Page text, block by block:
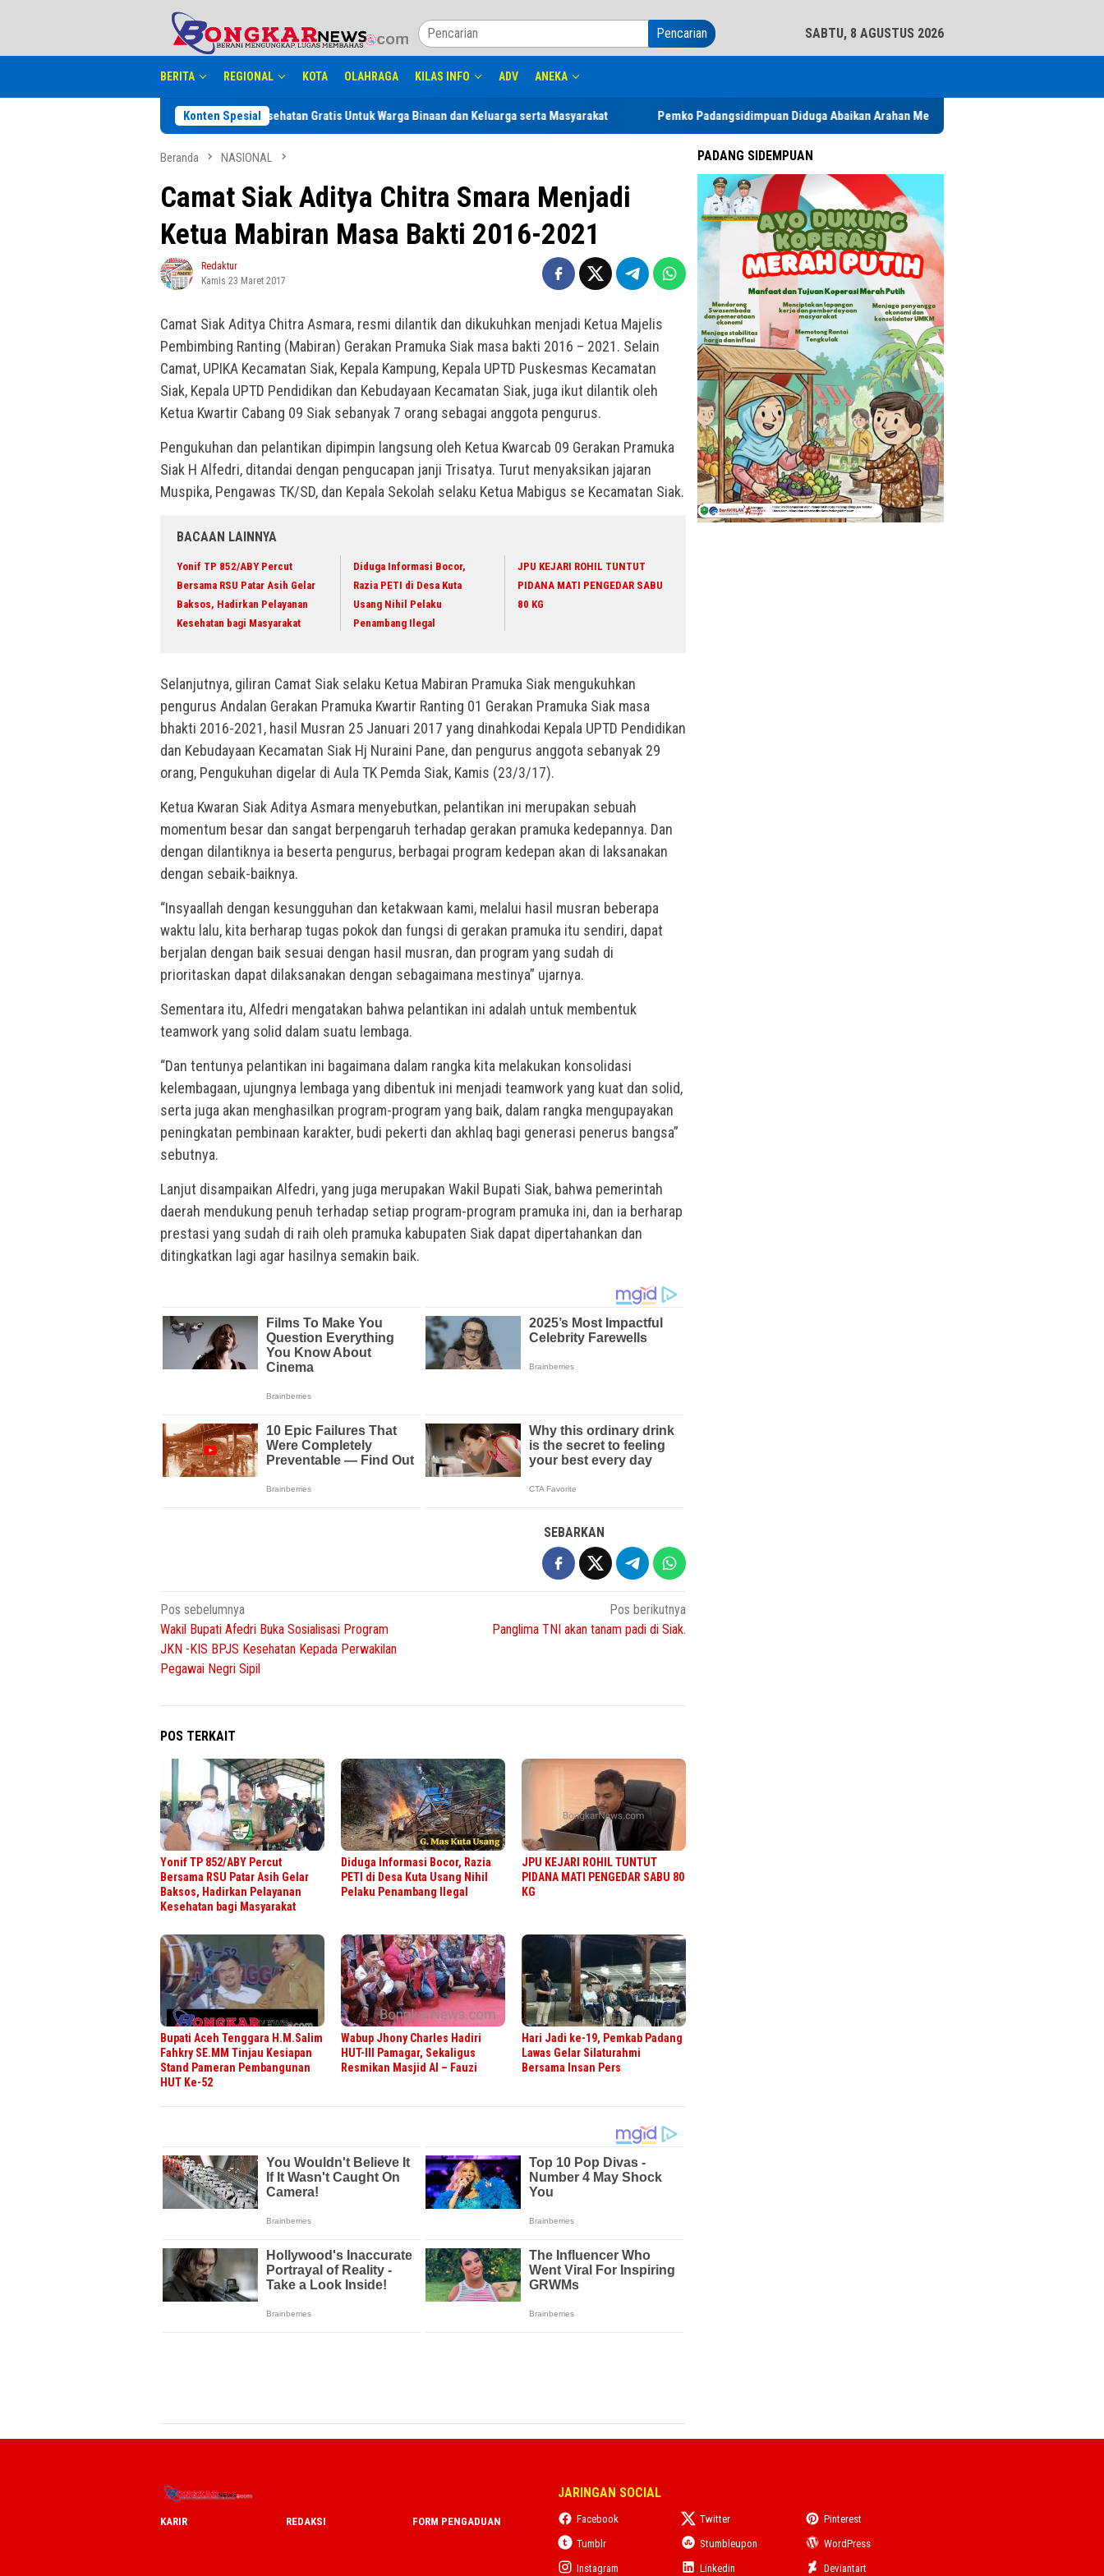
Pencarian SABTU, 8 AGUSTUS 2026
BERITA REGIONAL KOTA OLAHRAGA KILAS INFO ADV ANEKA
Konten Spesial
Adakan Kegiatan Pemeriksaan Kesehatan Gratis Untuk Warga Binaan dan Keluarga serta Masyarakat Pemko Padangsidimpuan Diduga Abaikan Arahan Mendagri Terkait TKD
Beranda NASIONAL
Camat Siak Aditya Chitra Smara Menjadi
Ketua Mabiran Masa Bakti 2016-2021
Redaktur
Kamis 23 Maret 2017
Camat Siak Aditya Chitra Asmara, resmi dilantik dan dikukuhkan menjadi Ketua Majelis
Pembimbing Ranting (Mabiran) Gerakan Pramuka Siak masa bakti 2016 – 2021. Selain
Camat, UPIKA Kecamatan Siak, Kepala Kampung, Kepala UPTD Puskesmas Kecamatan
Siak, Kepala UPTD Pendidikan dan Kebudayaan Kecamatan Siak, juga ikut dilantik oleh
Ketua Kwartir Cabang 09 Siak sebanyak 7 orang sebagai anggota pengurus.
Pengukuhan dan pelantikan dipimpin langsung oleh Ketua Kwarcab 09 Gerakan Pramuka
Siak H Alfedri, ditandai dengan pengucapan janji Trisatya. Turut menyaksikan jajaran
Muspika, Pengawas TK/SD, dan Kepala Sekolah selaku Ketua Mabigus se Kecamatan Siak.
BACAAN LAINNYA
Yonif TP 852/ABY Percut
Bersama RSU Patar Asih Gelar
Baksos, Hadirkan Pelayanan
Kesehatan bagi Masyarakat
Diduga Informasi Bocor,
Razia PETI di Desa Kuta
Usang Nihil Pelaku
Penambang Ilegal
JPU KEJARI ROHIL TUNTUT
PIDANA MATI PENGEDAR SABU
80 KG
Selanjutnya, giliran Camat Siak selaku Ketua Mabiran Pramuka Siak mengukuhkan
pengurus Andalan Gerakan Pramuka Kwartir Ranting 01 Gerakan Pramuka Siak masa
bhakti 2016-2021, hasil Musran 25 Januari 2017 yang dinahkodai Kepala UPTD Pendidikan
dan Kebudayaan Kecamatan Siak Hj Nuraini Pane, dan pengurus anggota sebanyak 29
orang, Pengukuhan digelar di Aula TK Pemda Siak, Kamis (23/3/17).
Ketua Kwaran Siak Aditya Asmara menyebutkan, pelantikan ini merupakan sebuah
momentum besar dan sangat berpengaruh terhadap gerakan pramuka kedepannya. Dan
dengan dilantiknya ia beserta pengurus, berbagai program kedepan akan di laksanakan
dengan sebaik-baiknya.
“Insyaallah dengan kesungguhan dan ketakwaan kami, melalui hasil musran beberapa
waktu lalu, kita berharap tugas pokok dan fungsi di gerakan pramuka itu sendiri, dapat
berjalan dengan baik sesuai dengan hasil musran, dan program yang sudah di
prioritaskan dapat dilaksanakan dengan sebagaimana mestinya” ujarnya.
Sementara itu, Alfedri mengatakan bahwa pelantikan ini adalah untuk membentuk
teamwork yang solid dalam suatu lembaga.
“Dan tentunya pelantikan ini bagaimana dalam rangka kita melakukan konsolidasi
kelembagaan, ujungnya lembaga yang dibentuk ini menjadi teamwork yang kuat dan solid,
serta juga akan menghasilkan program-program yang baik, dalam rangka mengupayakan
peningkatan pembinaan karakter, budi pekerti dan akhlaq bagi generasi penerus bangsa”
sebutnya.
Lanjut disampaikan Alfedri, yang juga merupakan Wakil Bupati Siak, bahwa pemerintah
daerah mendukung penuh terhadap setiap program-program pramuka ini, dan ia berharap
prestasi yang sudah di raih oleh pramuka kabupaten Siak dapat dipertahankan dan
ditingkatkan lagi agar hasilnya semakin baik.
SEBARKAN
Navigasi
pos
Pos sebelumnya
Wakil Bupati Afedri Buka Sosialisasi Program
JKN -KIS BPJS Kesehatan Kepada Perwakilan
Pegawai Negri Sipil
Pos berikutnya
Panglima TNI akan tanam padi di Siak.
POS TERKAIT
Yonif TP 852/ABY Percut
Bersama RSU Patar Asih Gelar
Baksos, Hadirkan Pelayanan
Kesehatan bagi Masyarakat
Diduga Informasi Bocor, Razia
PETI di Desa Kuta Usang Nihil
Pelaku Penambang Ilegal
JPU KEJARI ROHIL TUNTUT
PIDANA MATI PENGEDAR SABU 80
KG
Bupati Aceh Tenggara H.M.Salim
Fahkry SE.MM Tinjau Kesiapan
Stand Pameran Pembangunan
HUT Ke-52
Wabup Jhony Charles Hadiri
HUT-III Pamagar, Sekaligus
Resmikan Masjid Al – Fauzi
Hari Jadi ke-19, Pemkab Padang
Lawas Gelar Silaturahmi
Bersama Insan Pers
PADANG SIDEMPUAN
KARIR REDAKSI FORM PENGADUAN
JARINGAN SOCIAL
Facebook Twitter
Pinterest
Tumblr
Stumbleupon
WordPress
Instagram
Linkedin Deviantart